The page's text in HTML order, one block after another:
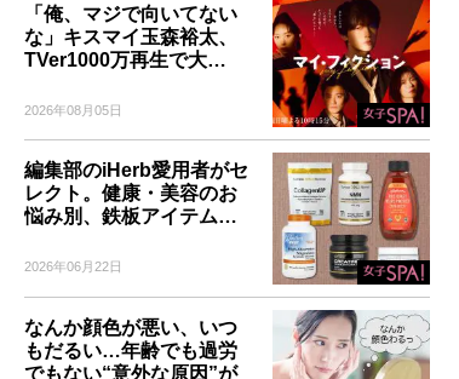
「俺、マジで向いてない
な」キスマイ玉森裕太、
TVer1000万再生で大…
2026年08月05日
編集部のiHerb愛用者がセ
レクト。健康・美容のお
悩み別、鉄板アイテム…
2026年06月22日
なんか顔色が悪い、いつ
もだるい…年齢でも過労
でもない“意外な原因”が